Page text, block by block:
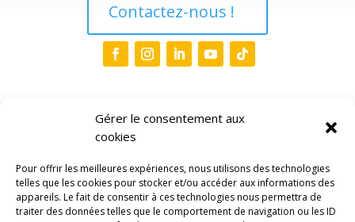
Gérer le consentement aux
cookies
Pour offrir les meilleures expériences, nous utilisons des technologies
telles que les cookies pour stocker et/ou accéder aux informations des
appareils. Le fait de consentir à ces technologies nous permettra de
traiter des données telles que le comportement de navigation ou les ID
Contactez-nous !
Liens
Qui sommes-nous ?3
Evènements